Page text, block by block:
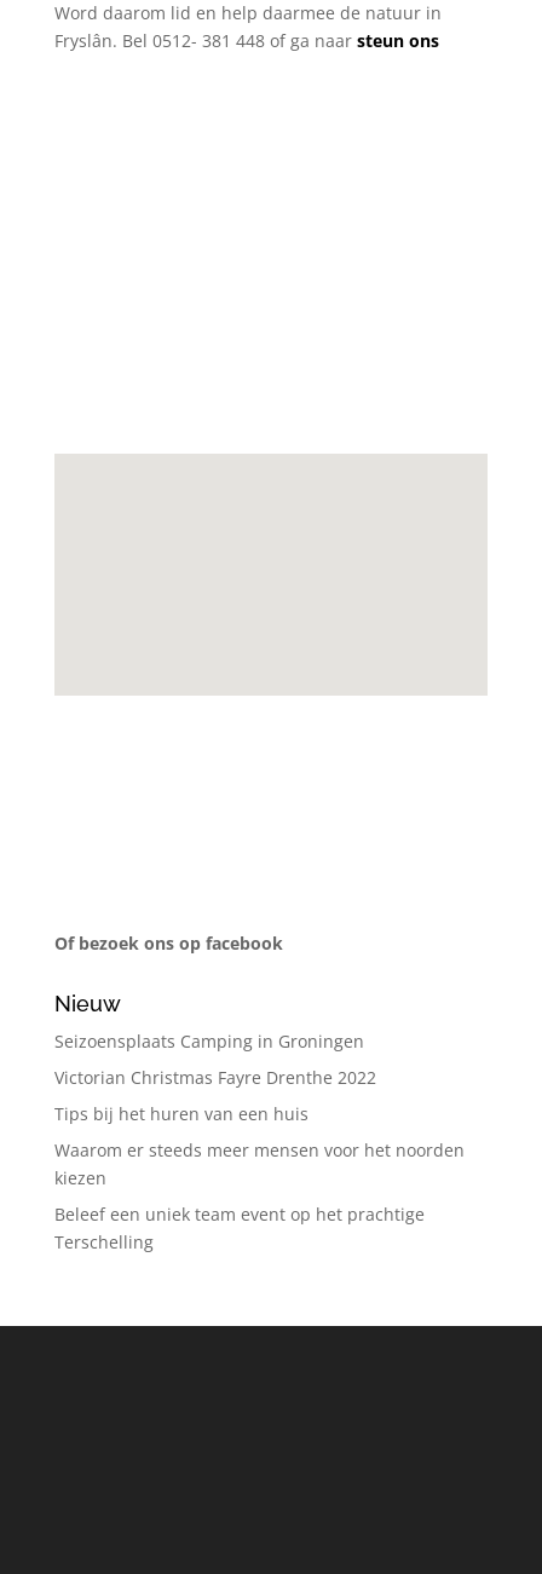
Word daarom lid en help daarmee de natuur in
Fryslân. Bel 0512- 381 448 of ga naar steun ons
Of bezoek ons op facebook
Nieuw
Seizoensplaats Camping in Groningen
Victorian Christmas Fayre Drenthe 2022
Tips bij het huren van een huis
Waarom er steeds meer mensen voor het noorden
kiezen
Beleef een uniek team event op het prachtige
Terschelling